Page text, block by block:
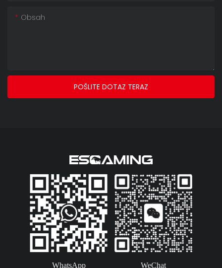
Obsah
POŠLITE DOTAZ TERAZ
WhatsApp WeChat